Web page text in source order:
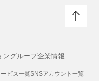
ングループ企業情報
ビス一覧SNSアカウント一覧